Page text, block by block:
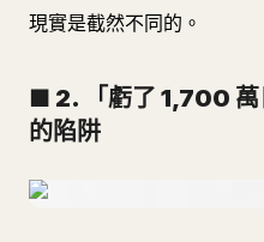
現實是截然不同的。
■ 2. 「虧了 1,700 萬
的陷阱